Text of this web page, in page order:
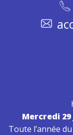
Mercredi
Toute l’année